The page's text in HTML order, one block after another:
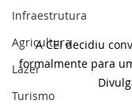
Infraestrutura
Agricultura
Lazer
Turismo
A CEI decidiu
formalmente para